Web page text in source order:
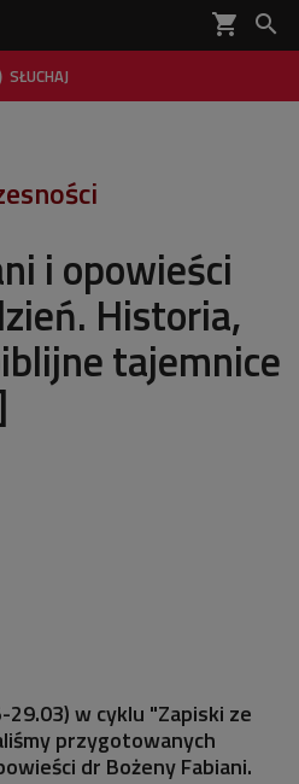
shopping_cart 
SŁUCHAJ

i opowieści
Historia,
tajemnice
w cyklu "Zapiski ze
przygotowanych
dr Bożeny Fabiani.